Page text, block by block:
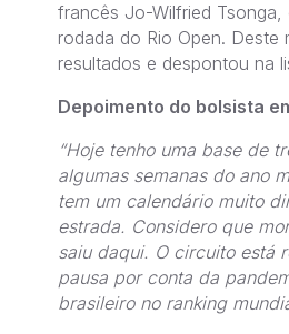
francês Jo-Wilfried
rodada do Rio Open.
resultados e despontou na
Depoimento do bolsista
“Hoje tenho uma base de
algumas semanas do ano
tem um calendário muito
estrada. Considero que
saiu daqui. O circuito está
pausa por conta da
brasileiro no ranking